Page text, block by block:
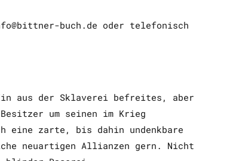
buch.de oder telefonisch
Ein aus der Sklaverei befreites, aber
um seinen im Krieg
eine zarte, bis dahin undenkbare
neuartigen Allianzen gern. Nicht